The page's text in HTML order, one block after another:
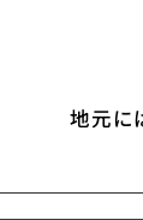
地元に